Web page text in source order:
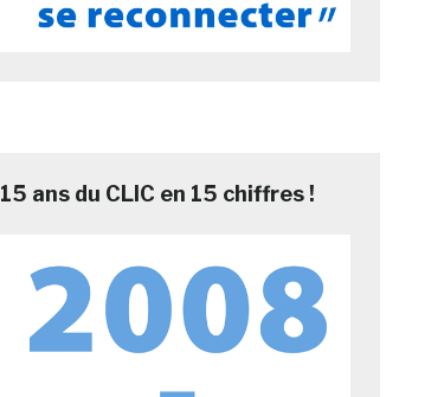
15 ans du CLIC en 15 chiffres !